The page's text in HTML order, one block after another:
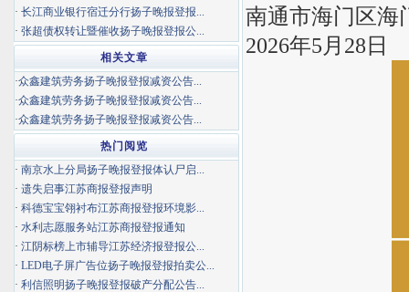
南通市海门区海
2026年5月28日
· 长江商业银行宿迁分行扬子晚报登报...
· 张超债权转让暨催收扬子晚报登报公...
相关文章
·众鑫建筑劳务扬子晚报登报减资公告...
·众鑫建筑劳务扬子晚报登报减资公告...
·众鑫建筑劳务扬子晚报登报减资公告...
热门阅览
· 南京水上分局扬子晚报登报体认尸启...
· 遗失启事江苏商报登报声明
· 科德宝宝翎衬布江苏商报登报环境影...
· 水利志愿服务站江苏商报登报通知
· 江阴标榜上市辅导江苏经济报登报公...
· LED电子屏广告位扬子晚报登报拍卖公...
· 利信照明扬子晚报登报破产分配公告...